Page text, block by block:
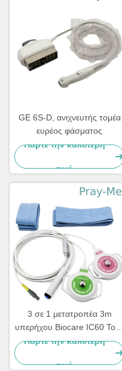
GE 6S-D, ανιχνευτής τομέα
ευρέος φάσματος
Πάρτε την καλύτερη
τιμή
3 σε 1 μετατροπέα 3m
υπερήχου Biocare IC60 Toco
συνδετήρας καλωδίων 6pins
Πάρτε την καλύτερη
τιμή